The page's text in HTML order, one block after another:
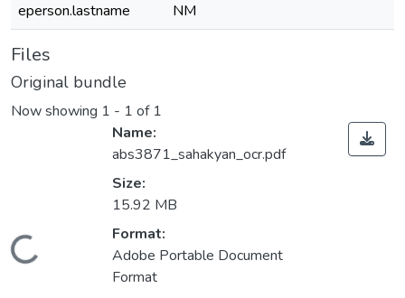
eperson.lastname
NM
Files
Original bundle
Now showing 1 - 1 of 1
Loading...
Name:
abs3871_sahakyan_ocr.pdf
Size:
15.92 MB
Format:
Adobe Portable Document
Format